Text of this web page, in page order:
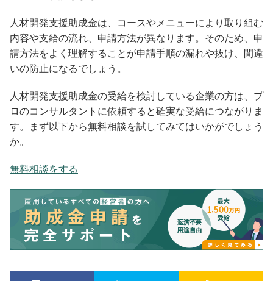
人材開発支援助成金は、コースやメニューにより取り組む
内容や支給の流れ、申請方法が異なります。そのため、申
請方法をよく理解することが申請手順の漏れや抜け、間違
いの防止になるでしょう。
人材開発支援助成金の受給を検討している企業の方は、プ
ロのコンサルタントに依頼すると確実な受給につながりま
す。まず以下から無料相談を試してみてはいかがでしょう
か。
無料相談をする